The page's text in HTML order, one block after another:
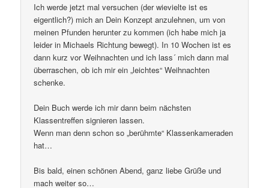
Ich werde jetzt mal versuchen (der wievielte ist es
eigentlich?) mich an Dein Konzept anzulehnen, um von
meinen Pfunden herunter zu kommen (ich habe mich ja
leider in Michaels Richtung bewegt). In 10 Wochen ist es
dann kurz vor Weihnachten und ich lass´ mich dann mal
überraschen, ob ich mir ein „leichtes“ Weihnachten
schenke.
Dein Buch werde ich mir dann beim nächsten
Klassentreffen signieren lassen.
Wenn man denn schon so „berühmte“ Klassenkameraden
hat…
Bis bald, einen schönen Abend, ganz liebe Grüße und
mach weiter so…